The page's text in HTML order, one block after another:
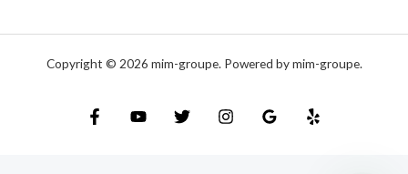
Copyright © 2026 mim-groupe. Powered by mim-groupe.